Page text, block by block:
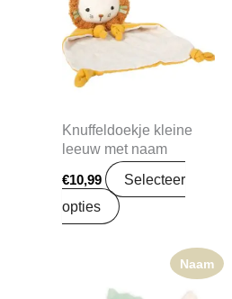
Knuffeldoekje kleine
leeuw met naam
€10,99
Selecteer
opties
Naam